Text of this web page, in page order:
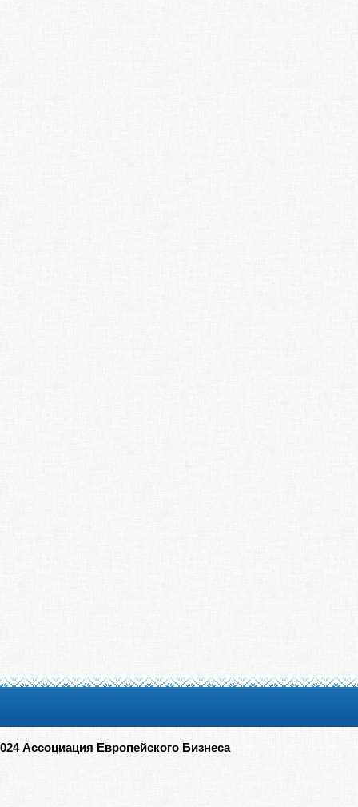
Ассоциация Европейского Бизнеса